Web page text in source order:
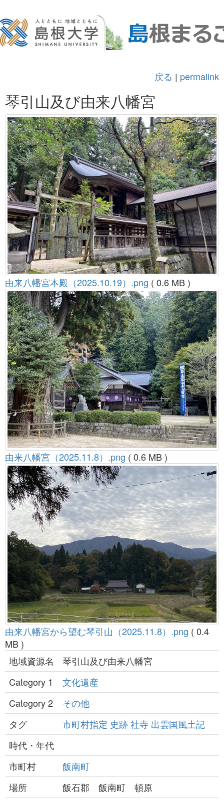
戻る | permalink
琴引山及び由来八幡宮
由来八幡宮本殿（2025.10.19）.png ( 0.6 MB )
由来八幡宮（2025.11.8）.png ( 0.6 MB )
由来八幡宮から望む琴引山（2025.11.8）.png ( 0.4
MB )
地域資源名
琴引山及び由来八幡宮
Category 1
文化遺産
Category 2
その他
タグ
市町村指定 史跡社寺 出雲国風土記
時代・年代
市町村
飯南町
場所
飯石郡 飯南町 頓原